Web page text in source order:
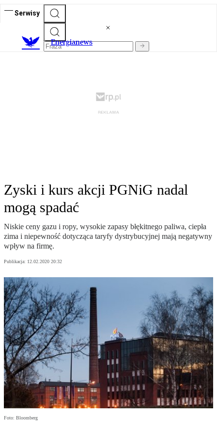
Serwisy
Energianews
Zyski i kurs akcji PGNiG nadal
mogą spadać
Niskie ceny gazu i ropy, wysokie zapasy błękitnego paliwa, ciepła
zima i niepewność dotycząca taryfy dystrybucyjnej mają negatywny
wpływ na firmę.
Publikacja: 12.02.2020 20:32
Foto: Bloomberg